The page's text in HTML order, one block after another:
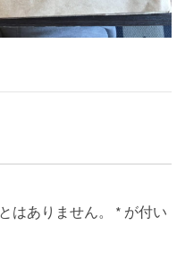
はありません。 * が付い